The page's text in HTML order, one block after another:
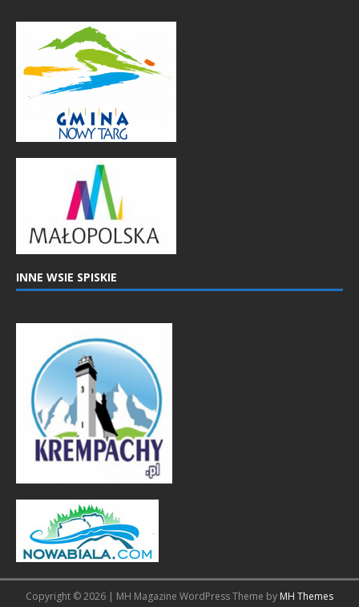
INNE WSIE SPISKIE
Copyright © 2026 | MH Magazine WordPress Theme by MH Themes